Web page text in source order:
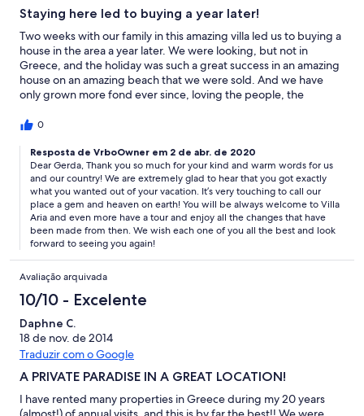
Staying here led to buying a year later!
Two weeks with our family in this amazing villa led us to buying a
house in the area a year later. We were looking, but not in
Greece, and the holiday was such a great success in an amazing
house on an amazing beach that we were sold. And we have
only grown more fond ever since, loving the people, the
laziness often described in Northern European media) the
you are susceptible to this "addiction" you might want to avoid
this villa and the Porto Heli area, otherwise this villa is the best
bet for a great vacation. Take as much time as you can afford,
you will not regret it! (PS the date is not correct, we stayed in
2011, but the system would not let me enter the correct dates!)
0
Resposta de VrboOwner em 2 de abr. de 2020
Dear Gerda, Thank you so much for your kind and warm words for us
and our country! We are extremely glad to hear that you got exactly
what you wanted out of your vacation. It’s very touching to call our
place a gem and heaven on earth! You will be always welcome to Villa
Aria and even more have a tour and enjoy all the changes that have
been made from then. We wish each one of you all the best and look
forward to seeing you again!
Avaliação arquivada
10/10 - Excelente
Daphne C.
18 de nov. de 2014
Traduzir com o Google
A PRIVATE PARADISE IN A GREAT LOCATION!
I have rented many properties in Greece during my 20 years